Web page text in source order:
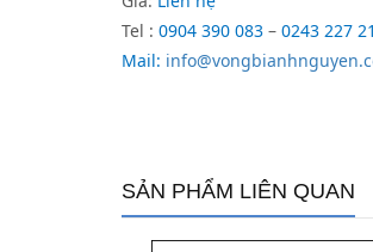
Tel : 0904 390 083 – 0243 227
Mail:
SẢN PHẨM LIÊN QUAN